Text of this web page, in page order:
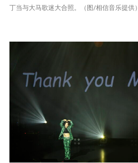
丁当与大马歌迷大合照。（图/相信音乐提供）